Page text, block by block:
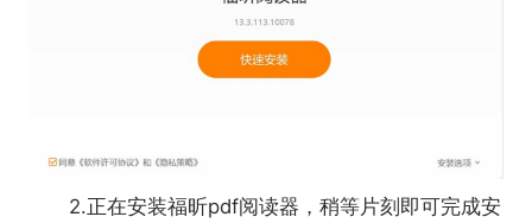
2.正在安装福昕pdf阅读器，稍等片刻即可完成安